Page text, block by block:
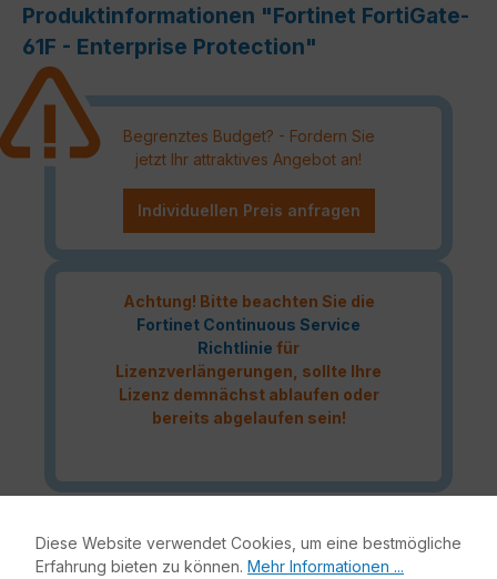
Produktinformationen "Fortinet FortiGate-
61F - Enterprise Protection"
Begrenztes Budget? - Fordern Sie
jetzt Ihr attraktives Angebot an!
Individuellen Preis anfragen
Achtung! Bitte beachten Sie die
Fortinet Continuous Service
Richtlinie für
Lizenzverlängerungen, sollte Ihre
Lizenz demnächst ablaufen oder
bereits abgelaufen sein!
höchste Netzwerksicherheit für Ihre IT-Infrastruktur.
Bestandteile dieses Bundles sind neben der Fortinet
Diese Website verwendet Cookies, um eine bestmögliche
Erfahrung bieten zu können. Mehr Informationen ...